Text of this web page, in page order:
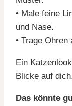
• Male feine
und Nase.
• Trage
Ein
Blicke auf dich.
Das könnte